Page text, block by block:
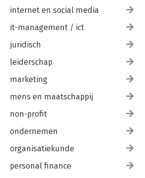
internet en social media
it-management / ict
juridisch
leiderschap
marketing
mens en maatschappij
non-profit
ondernemen
organisatiekunde
personal finance